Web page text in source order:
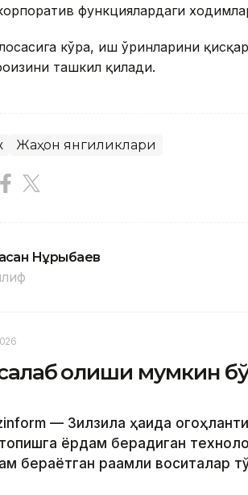
функциялардаги
кўра, иш ўринларини
ташкил қилади.
Жаҳон янгиликлари
Нұрыбаев
қолиши мумкин
— Зилзила ҳақида
ёрдам берадиган
бераётган рақамли воситалар